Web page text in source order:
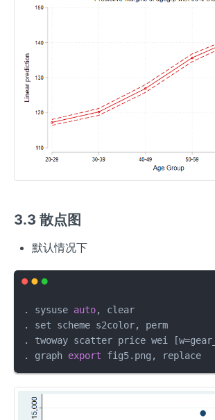
3.3 散点图
默认情况下
. sysuse auto, clear
. set scheme s2color, perm
. twoway scatter price wei
. graph export fig5.png, replace